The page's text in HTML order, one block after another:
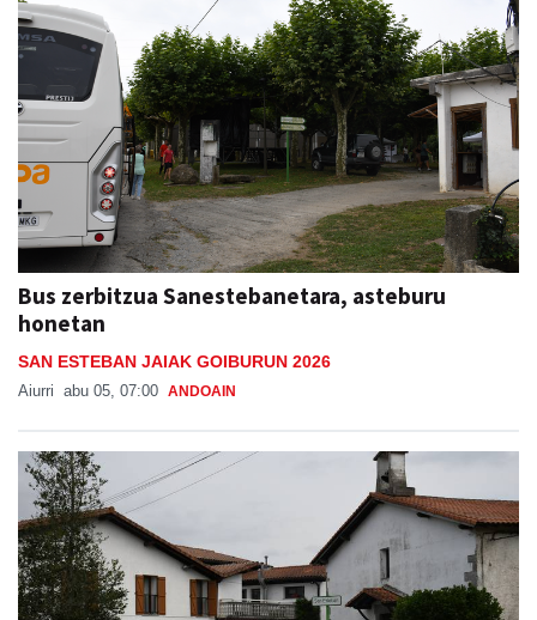
Bus zerbitzua Sanestebanetara, asteburu
honetan
SAN ESTEBAN JAIAK GOIBURUN 2026
Aiurri abu 05, 07:00 ANDOAIN